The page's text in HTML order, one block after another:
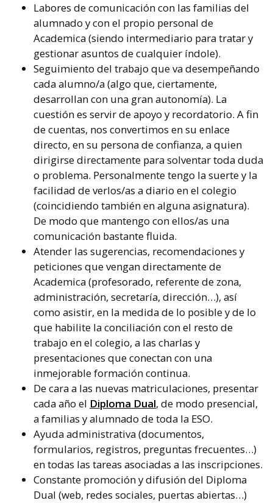
Labores de comunicación con las familias del
alumnado y con el propio personal de
Academica (siendo intermediario para tratar y
gestionar asuntos de cualquier índole).
Seguimiento del trabajo que va desempeñando
cada alumno/a (algo que, ciertamente,
desarrollan con una gran autonomía). La
cuestión es servir de apoyo y recordatorio. A fin
de cuentas, nos convertimos en su enlace
directo, en su persona de confianza, a quien
dirigirse directamente para solventar toda duda
o problema. Personalmente tengo la suerte y la
facilidad de verlos/as a diario en el colegio
(coincidiendo también en alguna asignatura).
De modo que mantengo con ellos/as una
comunicación bastante fluida.
Atender las sugerencias, recomendaciones y
peticiones que vengan directamente de
Academica (profesorado, referente de zona,
administración, secretaría, dirección…), así
como asistir, en la medida de lo posible y de lo
que habilite la conciliación con el resto de
trabajo en el colegio, a las charlas y
presentaciones que conectan con una
inmejorable formación continua.
De cara a las nuevas matriculaciones, presentar
cada año el Diploma Dual, de modo presencial,
a familias y alumnado de toda la ESO.
Ayuda administrativa (documentos,
formularios, registros, preguntas frecuentes…)
en todas las tareas asociadas a las inscripciones.
Constante promoción y difusión del Diploma
Dual (web, redes sociales, puertas abiertas…)